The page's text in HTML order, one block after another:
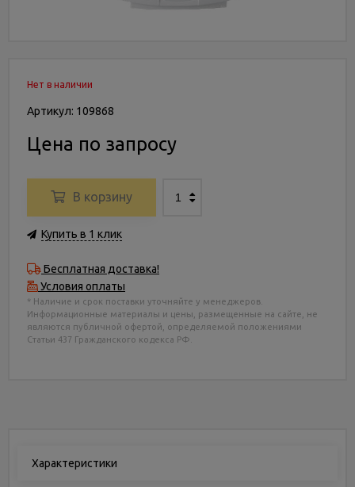
Нет в наличии
Артикул: 109868
Цена по запросу
В корзину
Купить в 1 клик
Бесплатная доставка!
Условия оплаты
* Наличие и срок поставки уточняйте у менеджеров.
Информационные материалы и цены, размещенные на сайте, не
являются публичной офертой, определяемой положениями
Статьи 437 Гражданского кодекса РФ.
Характеристики